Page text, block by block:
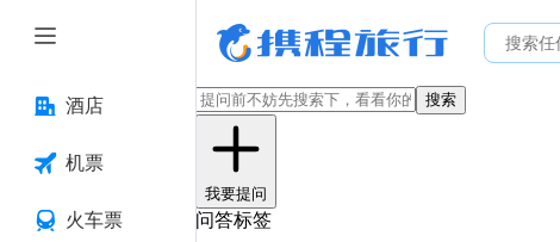
酒店
机票
火车票
搜索
我要提问
问答标签